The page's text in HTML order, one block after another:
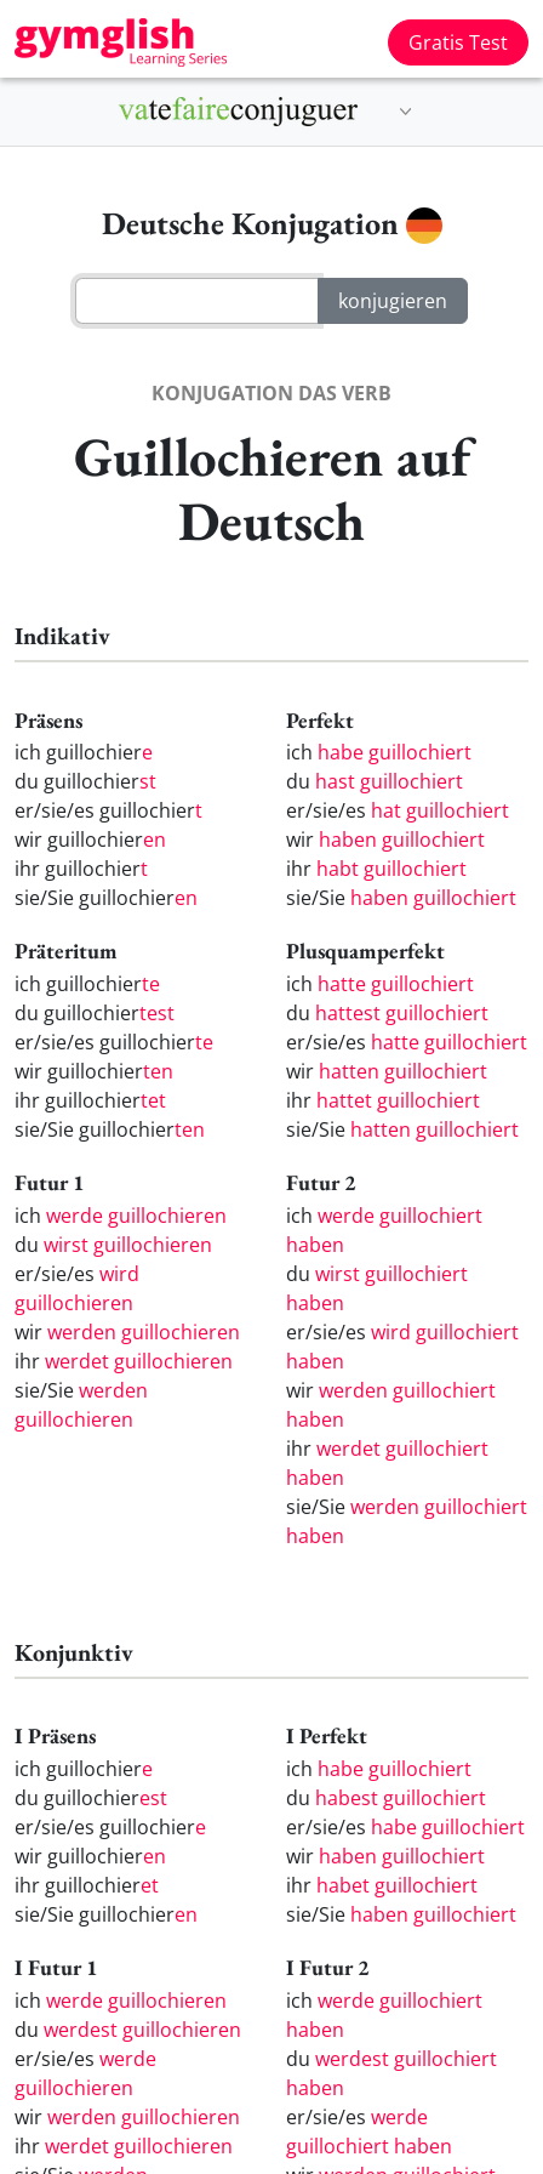
Gratis Test
Deutsche Konjugation
KONJUGATION DAS VERB
Guillochieren auf
Deutsch
Indikativ
Präsens
ich guillochiere
du guillochierst
er/sie/es guillochiert
wir guillochieren
ihr guillochiert
sie/Sie guillochieren
Perfekt
ich habe guillochiert
du hast guillochiert
er/sie/es hat guillochiert
wir haben guillochiert
ihr habt guillochiert
sie/Sie haben guillochiert
Präteritum
ich guillochierte
du guillochiertest
er/sie/es guillochierte
wir guillochierten
ihr guillochiertet
sie/Sie guillochierten
Plusquamperfekt
ich hatte guillochiert
du hattest guillochiert
er/sie/es hatte guillochiert
wir hatten guillochiert
ihr hattet guillochiert
sie/Sie hatten guillochiert
Futur 1
ich werde guillochieren
du wirst guillochieren
er/sie/es wird
guillochieren
wirwerden guillochieren
ihrwerdet guillochieren
sie/Siewerden
guillochieren
Futur 2
ich werde guillochiert
haben
du wirst guillochiert
haben
er/sie/es wird guillochiert
haben
wirwerden guillochiert
haben
ihrwerdet guillochiert
haben
sie/Siewerden guillochiert
haben
Konjunktiv
I Präsens
ich guillochiere
du guillochierest
er/sie/es guillochiere
wir guillochieren
ihr guillochieret
sie/Sie guillochieren
I Perfekt
ich habe guillochiert
du habest guillochiert
er/sie/es habe guillochiert
wir haben guillochiert
ihr habet guillochiert
sie/Sie haben guillochiert
I Futur 1
ich werde guillochieren
du werdest guillochieren
er/sie/es werde
guillochieren
wirwerden guillochieren
ihrwerdet guillochieren
I Futur 2
ich werde guillochiert
haben
du werdest guillochiert
haben
er/sie/es werde
guillochiert haben